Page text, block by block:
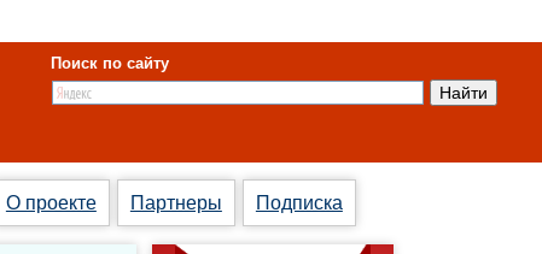
Поиск по сайту
О проекте Партнеры Подписка